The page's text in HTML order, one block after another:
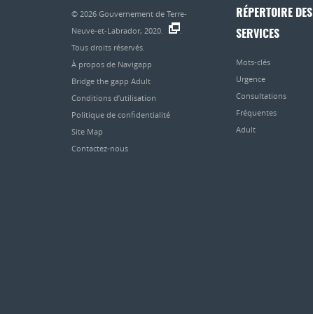
© 2026 Gouvernement de Terre-
Neuve-et-Labrador, 2020.
Tous droits réservés.
À propos de Navigapp
Bridge the gapp Adult
Conditions d’utilisation
Politique de confidentialité
Site Map
Contactez-nous
RÉPERTOIRE DES
SERVICES
Mots-clés
Urgence
Consultations
Fréquentes
Adult